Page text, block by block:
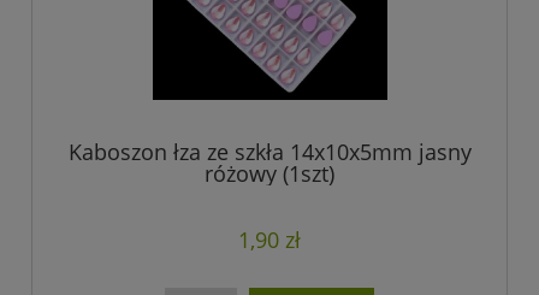
Kaboszon łza ze szkła 14x10x5mm jasny
różowy (1szt)
1,90 zł